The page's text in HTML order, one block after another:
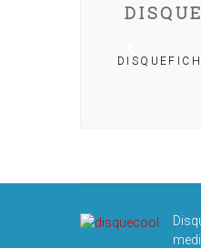
DISQUEFICHA: IRIA